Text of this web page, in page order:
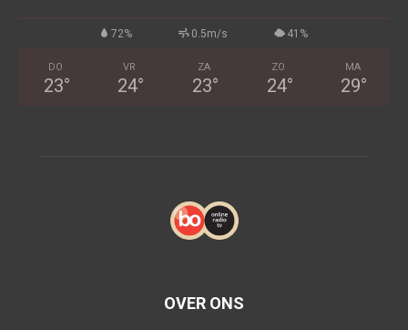
72% 0.5m/s 41%
DO
23°
VR
24°
ZA
23°
ZO
24°
MA
29°
OVER ONS